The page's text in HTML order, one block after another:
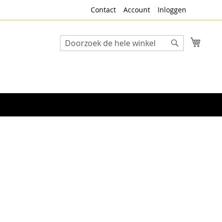
Contact Account Inloggen
Search